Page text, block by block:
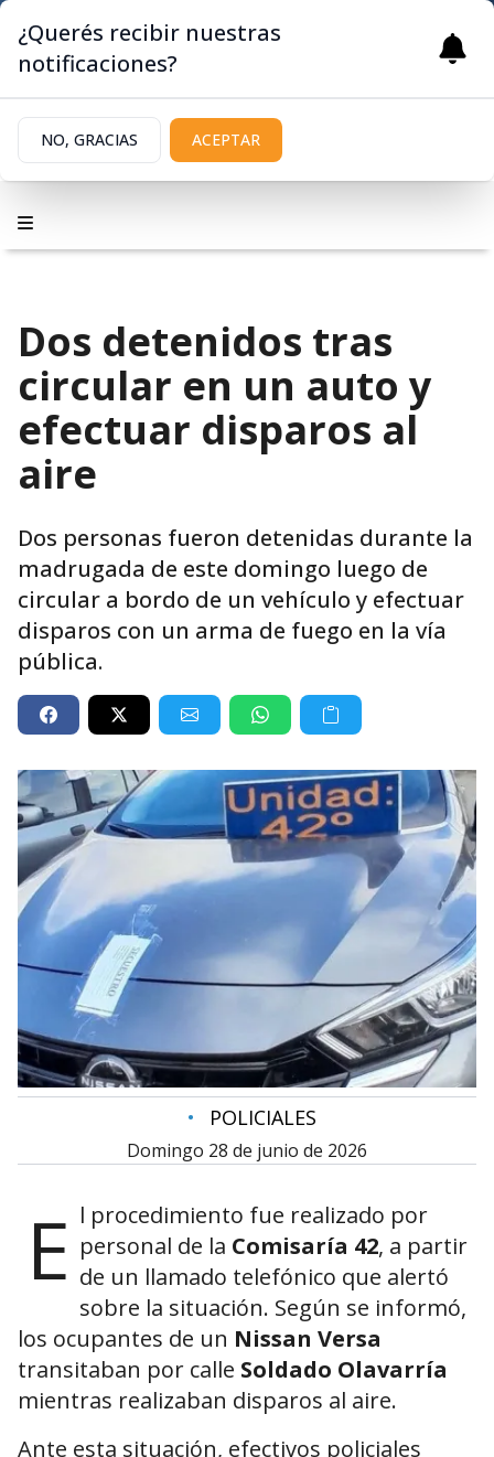
Dos detenidos tras
circular en un auto y
efectuar disparos al
aire
Dos personas fueron detenidas durante la
madrugada de este domingo luego de
circular a bordo de un vehículo y efectuar
disparos con un arma de fuego en la vía
pública.
• POLICIALES
domingo 28 de junio de 2026
E l procedimiento fue realizado por
personal de la Comisaría 42, a partir
de un llamado telefónico que alertó
sobre la situación. Según se informó,
los ocupantes de un Nissan Versa
transitaban por calle Soldado Olavarría
mientras realizaban disparos al aire.
Ante esta situación, efectivos policiales
¿Querés recibir nuestras
notificaciones?
NO, GRACIAS ACEPTAR